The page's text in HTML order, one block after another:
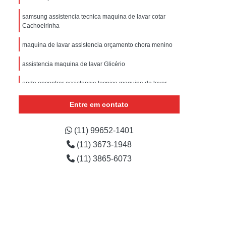
Tecnica Refrigerador com Defeito
com Problema
Assistencia Tecnica Refrigerador Não Liga
Electrolux Assistencia Tecnica
Lavadora e Secadora
Assistencia Tecnica Secadora de Roupa
Assistencia Tecnica Secadora Samsung
samsung assistencia tecnica maquina de lavar cotar
Cachoeirinha
maquina de lavar assistencia orçamento chora menino
assistencia maquina de lavar Glicério
onde encontrar assistencia tecnica maquina de lavar
Entre em contato
(11) 99652-1401
(11) 3673-1948
(11) 3865-6073